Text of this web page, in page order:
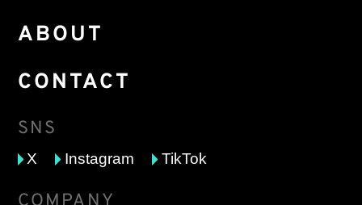
ABOUT
CONTACT
SNS
X Instagram TikTok